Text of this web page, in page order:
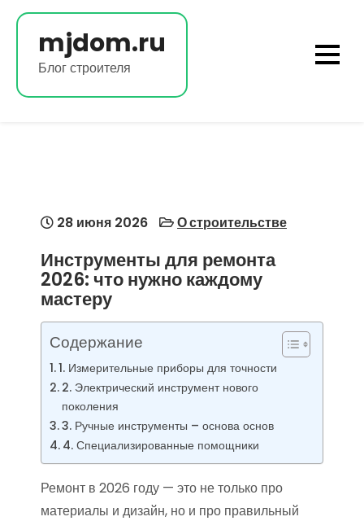
Перейти
содержимомуmjdom.ru
Блог строителя
28 июня 2026 О строительстве
Инструменты для ремонта
2026: что нужно каждому
мастеру
Содержание
1. Измерительные приборы для точности
2. Электрический инструмент нового
поколения
3. Ручные инструменты – основа основ
4. Специализированные помощники
Ремонт в 2026 году — это не только про
материалы и дизайн, но и про правильный